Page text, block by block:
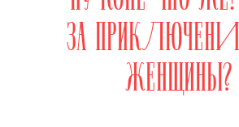
ЗА
ЖЕНЩИНЫ?